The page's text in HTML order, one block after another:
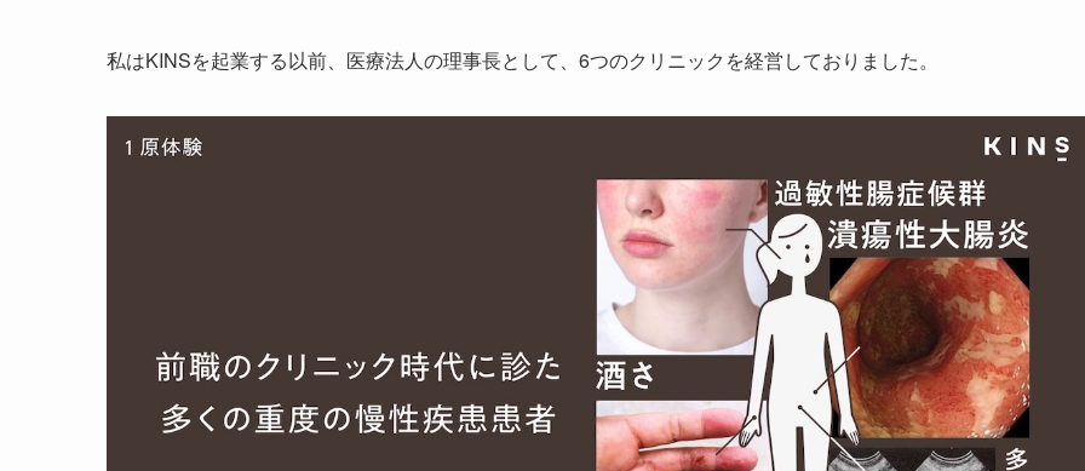
私はKINSを起業する以前、医療法人の理事長として、6つのクリニックを経営しておりました。